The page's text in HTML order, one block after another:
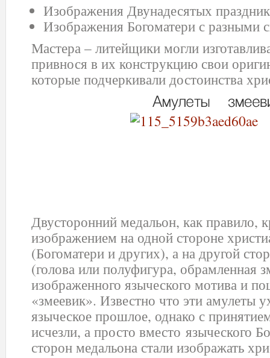
Изображения Двунадесятых
Изображения Богоматери с разными
Мастера – литейщики могли
привнося в их конструкцию свои
которые подчеркивали достоинства
Двусторонний медальон, как правило,
изображением на одной стороне
(Богоматери и других), а на другой
(голова или полуфигура, обрамленная
изображенного языческого мотива и
«змеевик». Известно что эти амулеты
языческое прошлое, однако с
исчезли, а просто вместо языческого
сторон медальона стали изображать